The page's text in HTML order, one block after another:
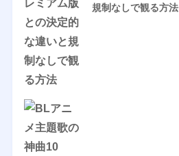
規制なしで観る方法